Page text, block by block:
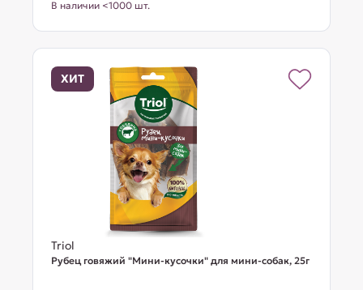
В наличии <1000 шт.
ХИТ
Triol
Рубец говяжий "Мини-кусочки" для мини-собак, 25г